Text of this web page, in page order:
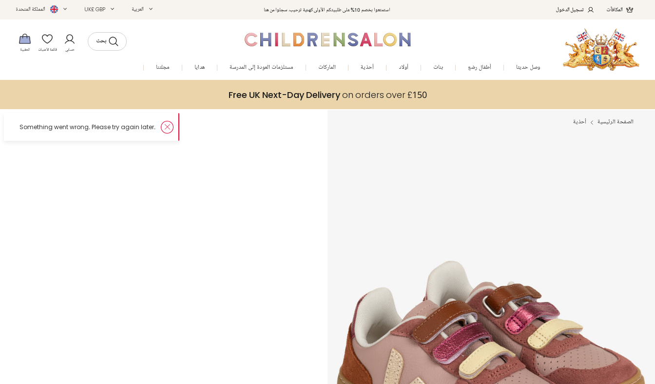
استمتعوا بخصم 10% على طلبيتكم الأولى كهدية ترحيب. سجلوا من هنا المكافآت تسجيل الدخول العربية UK£ GBP المملكة المتحدة
بحث
حسابي قائمة الأمنيات الحقيبة
وصل حديثا أطفال رضع بنات أولاد أحذية الماركات مستلزمات العودة إلى المدرسة هدايا مجلتنا
Free UK Next-Day Deliveryon orders over £150
الصفحة الرئيسية أحذية